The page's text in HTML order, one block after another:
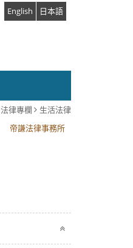
English 日本語
法律專欄
生活法律
帝謙法律事務所